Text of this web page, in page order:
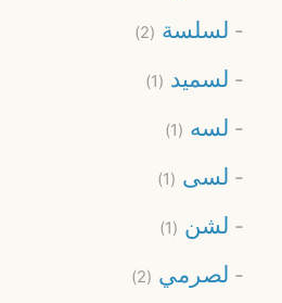
لسلسة (2)
لسميد (1)
لسه (1)
لسى (1)
لشن (1)
لصرمي (2)